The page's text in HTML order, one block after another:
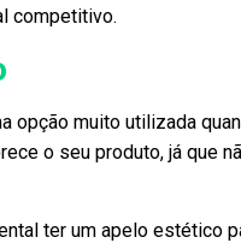
competitivo.
opção muito utilizada
o seu produto, já que
ter um apelo estético